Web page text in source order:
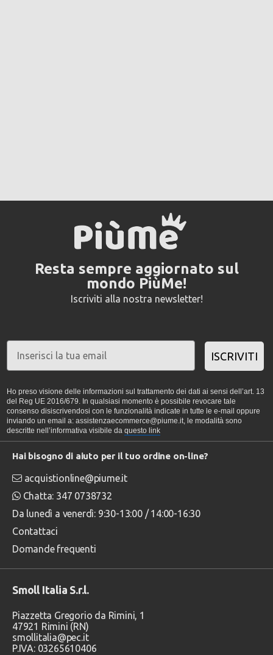
Resta sempre aggiornato sul
mondo PiùMe!
Iscriviti alla nostra newsletter!
ISCRIVITI
Ho preso visione delle informazioni sul trattamento dei dati ai sensi dell’art. 13
del Reg UE 2016/679. In qualsiasi momento è possibile revocare tale
consenso disiscrivendosi con le funzionalità indicate in tutte le e-mail oppure
inviando un email a: assistenzaecommerce@piume.it, le modalità sono
descritte nell’informativa visibile da questo link
Hai bisogno di aiuto per il tuo ordine on-line?
acquistionline@piume.it
Chatta: 347 0738732
Da lunedì a venerdì: 9:30-13:00 / 14:00-16:30
Contattaci
Domande frequenti
Smoll Italia S.r.l.
Piazzetta Gregorio da Rimini, 1
47921 Rimini (RN)
smollitalia@pec.it
P.IVA: 03265610406